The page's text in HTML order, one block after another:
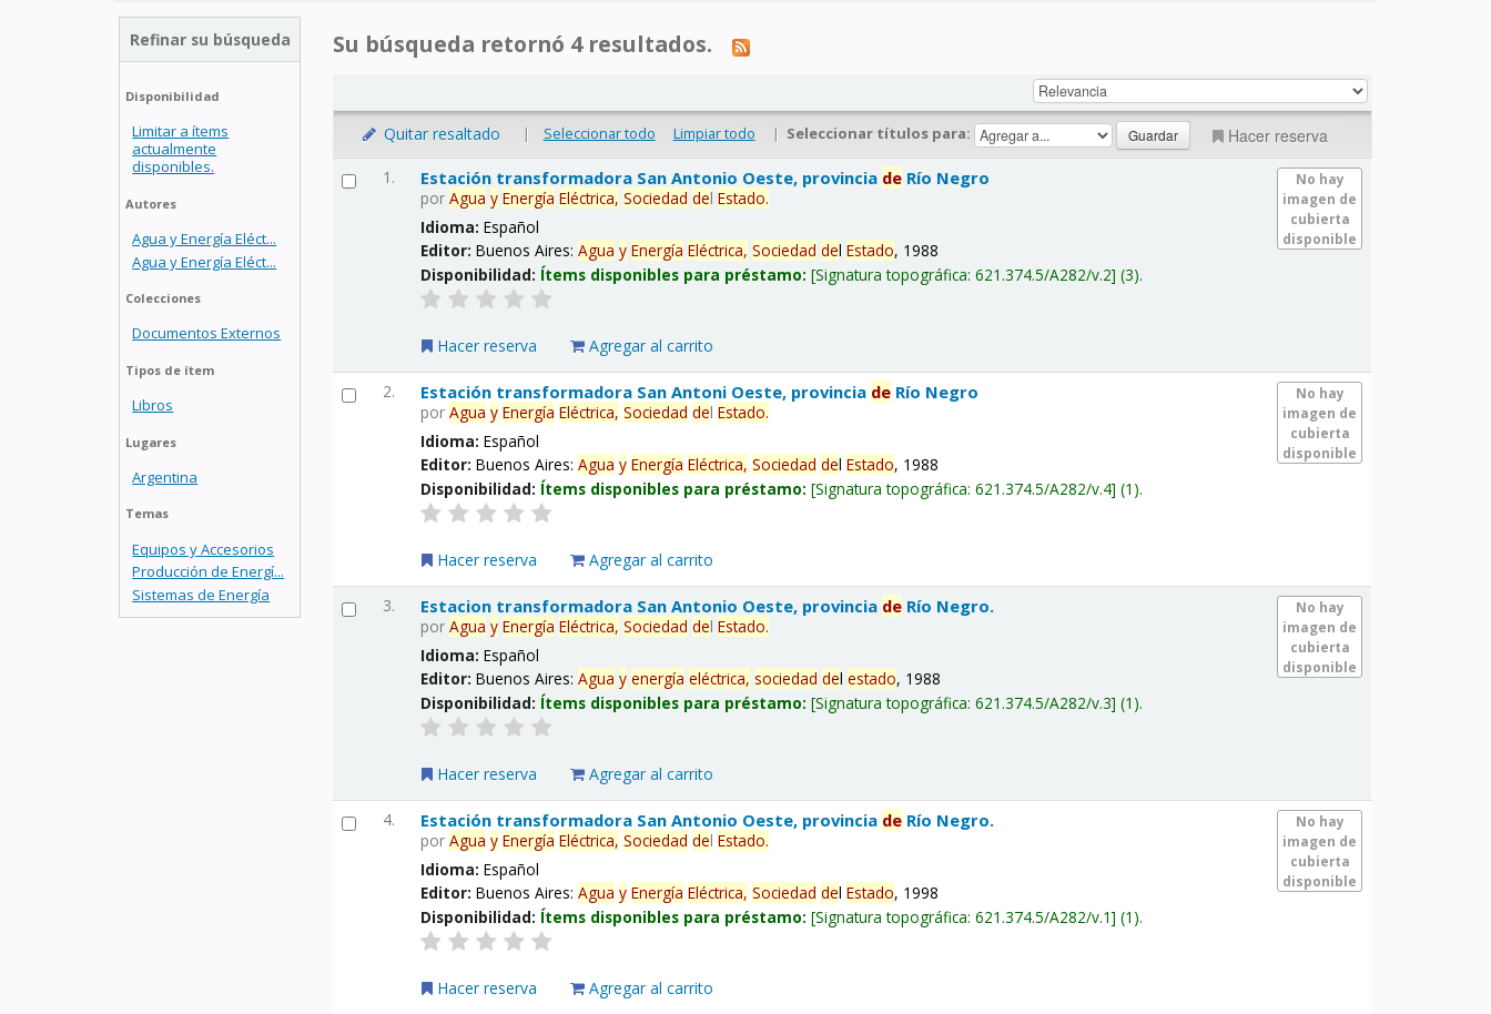
Refinar su búsqueda
Disponibilidad
Limitar a ítems
actualmente
disponibles.
Autores
Agua y Energía Eléct...
Agua y Energía Eléct...
Colecciones
Documentos Externos
Tipos de ítem
Libros
Lugares
Argentina
Temas
Equipos y Accesorios
Producción de Energí...
Sistemas de Energía
Su búsqueda retornó 4 resultados.
Quitar resaltado | Seleccionar todo Limpiar todo | Seleccionar títulos para: Hacer reserva
1.
No hay
imagen de
cubierta
disponible
Estación transformadora San Antonio Oeste, provincia de Río Negro
porAgua y Energía Eléctrica, Sociedad delEstado.
Idioma:Español
Editor:Buenos Aires:Agua y Energía Eléctrica, Sociedad delEstado, 1988
Disponibilidad: Ítems disponibles para préstamo: Signatura topográfica:621.374.5/A282/v.2 (3).
Hacer reserva Agregar al carrito
2.
No hay
imagen de
cubierta
disponible
Estación transformadora San Antoni Oeste, provincia de Río Negro
porAgua y Energía Eléctrica, Sociedad delEstado.
Idioma:Español
Editor:Buenos Aires:Agua y Energía Eléctrica, Sociedad delEstado, 1988
Disponibilidad: Ítems disponibles para préstamo: Signatura topográfica:621.374.5/A282/v.4 (1).
Hacer reserva Agregar al carrito
3.
No hay
imagen de
cubierta
disponible
Estacion transformadora San Antonio Oeste, provincia de Río Negro.
porAgua y Energía Eléctrica, Sociedad delEstado.
Idioma:Español
Editor:Buenos Aires:Agua y energía eléctrica, sociedad delestado, 1988
Disponibilidad: Ítems disponibles para préstamo: Signatura topográfica:621.374.5/A282/v.3 (1).
Hacer reserva Agregar al carrito
4.
No hay
imagen de
cubierta
disponible
Estación transformadora San Antonio Oeste, provincia de Río Negro.
porAgua y Energía Eléctrica, Sociedad delEstado.
Idioma:Español
Editor:Buenos Aires:Agua y Energía Eléctrica, Sociedad delEstado, 1998
Disponibilidad: Ítems disponibles para préstamo: Signatura topográfica:621.374.5/A282/v.1 (1).
Hacer reserva Agregar al carrito